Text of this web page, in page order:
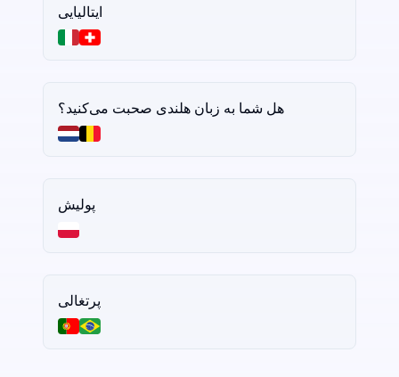
ایتالیایی
هل شما به زبان هلندی صحبت می‌کنید؟
پولیش
پرتغالی